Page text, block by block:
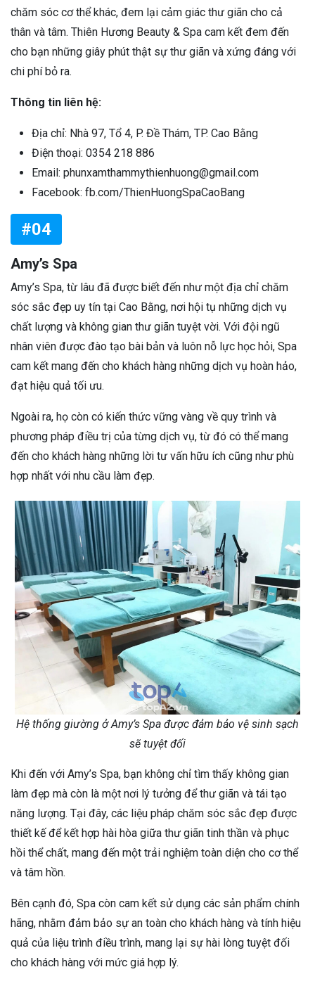
chăm sóc cơ thể khác, đem lại cảm giác thư giãn cho cả
thân và tâm. Thiên Hương Beauty & Spa cam kết đem đến
cho bạn những giây phút thật sự thư giãn và xứng đáng với
chi phí bỏ ra.
Thông tin liên hệ:
Địa chỉ: Nhà 97, Tổ 4, P. Đề Thám, TP. Cao Bằng
Điện thoại: 0354 218 886
Email: phunxamthammythienhuong@gmail.com
Facebook: fb.com/ThienHuongSpaCaoBang
#04
Amy’s Spa
Amy’s Spa, từ lâu đã được biết đến như một địa chỉ chăm
sóc sắc đẹp uy tín tại Cao Bằng, nơi hội tụ những dịch vụ
chất lượng và không gian thư giãn tuyệt vời. Với đội ngũ
nhân viên được đào tạo bài bản và luôn nỗ lực học hỏi, Spa
cam kết mang đến cho khách hàng những dịch vụ hoàn hảo,
đạt hiệu quả tối ưu.
Ngoài ra, họ còn có kiến thức vững vàng về quy trình và
phương pháp điều trị của từng dịch vụ, từ đó có thể mang
đến cho khách hàng những lời tư vấn hữu ích cũng như phù
hợp nhất với nhu cầu làm đẹp.
Hệ thống giường ở Amy’s Spa được đảm bảo vệ sinh sạch
sẽ tuyệt đối
Khi đến với Amy’s Spa, bạn không chỉ tìm thấy không gian
làm đẹp mà còn là một nơi lý tưởng để thư giãn và tái tạo
năng lượng. Tại đây, các liệu pháp chăm sóc sắc đẹp được
thiết kế để kết hợp hài hòa giữa thư giãn tinh thần và phục
hồi thể chất, mang đến một trải nghiệm toàn diện cho cơ thể
và tâm hồn.
Bên cạnh đó, Spa còn cam kết sử dụng các sản phẩm chính
hãng, nhằm đảm bảo sự an toàn cho khách hàng và tính hiệu
quả của liệu trình điều trình, mang lại sự hài lòng tuyệt đối
cho khách hàng với mức giá hợp lý.